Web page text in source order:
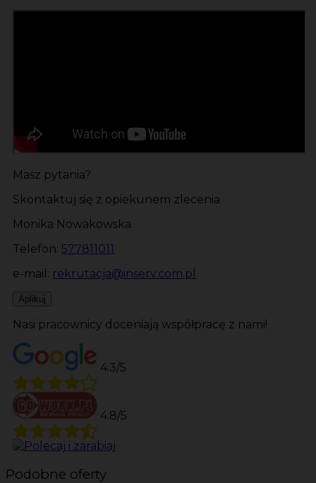
Masz pytania?
Skontaktuj się z opiekunem zlecenia
Monika Nowakowska
Telefon: 577811011
e-mail: rekrutacja@inserv.com.pl
Aplikuj
Nasi pracownicy doceniają współpracę z nami!
4.3/5
4.8/5
Podobne oferty